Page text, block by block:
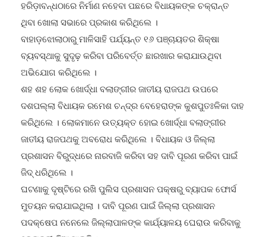
ଥିବା ଖୋଲା ସଭାରେ ପ୍ରକାଶ କରିଥିଲେ ।
ବାହାଡ଼ଝୋଲାଠାରୁ ମାଳିସାହି ପର୍ଯ୍ୟନ୍ତ ୧୬ ପଞ୍ଚାୟତର ଶିକ୍ଷା
ବ୍ୟବସ୍ଥାକୁ ସୁଦୃଢ଼ କରିବା ପରିବେର୍ତ୍ତ ଛାରଖାର କରାଯାଉଥିବା
ଅଭିଯୋଗ କରିଥିଲେ ।
ଶହ ଶହ ଲୋକ ଖୋର୍ଦ୍ଧା ବଲାଙ୍ଗୀର ଜାତୀୟ ରାଜପଥ ଉପରେ
ଦଶପଲ୍ଲା ବିଧାୟକ ରମେଶ ଚନ୍ଦ୍ର ବେହେରାଙ୍କ କୁଶପୁତଃଳିକା ଦାହ
କରିଥିଲେ । ଲୋକମାନେ ଉତ୍ୟକ୍ତ ହୋଇ ଖୋର୍ଦ୍ଧା ବଲାଙ୍ଗୀର
ଜାତୀୟ ରାଜପଥକୁ ଅବରୋଧ କରିଥିଲେ । ବିଧାୟକ ଓ ଜିଲ୍ଲା
ପ୍ରଶାସନ ବିରୁଦ୍ଧରେ ନାରବାଜି କରିବା ସହ ଦାବି ପୂରଣ କରିବା ପାଇଁ
ଜିଦ୍ ଧରିଥିଲେ ।
ଘଟଣାକୁ ଦୃଷ୍ଟିରେ ରଖି ପୁଲିସ ପ୍ରଶାସନ ପକ୍ଷରୁ ବ୍ୟାପକ ଫୋର୍ସ
ମୁତୟନ କରାଯାଇଥିଲା । ଦାବି ପୂରଣ ପାଇଁ ଜିଲ୍ଲା ପ୍ରଶାସନ
ପଦକ୍ଷେପ ନନେଲେ ଜିଲ୍ଲାପାଳଙ୍କ କାର୍ଯ୍ୟାଳୟ ଘେରାଉ କରିବାକୁ
ଚେତାବନୀ ଦିଆଯାଇଛି ।